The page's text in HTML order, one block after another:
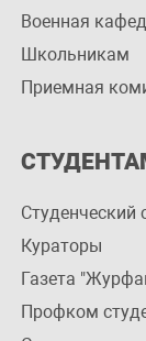
Военная
Школьникам
Приемная
Студенческий
Кураторы
Газета
Профком